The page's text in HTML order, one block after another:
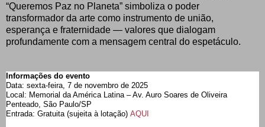
“Queremos Paz no Planeta” simboliza o poder
transformador da arte como instrumento de união,
esperança e fraternidade — valores que dialogam
profundamente com a mensagem central do espetáculo.
Informações do evento
Data: sexta-feira, 7 de novembro de 2025
Local: Memorial da América Latina – Av. Auro Soares de Oliveira
Penteado, São Paulo/SP
Entrada: Gratuita (sujeita à lotação) AQUI